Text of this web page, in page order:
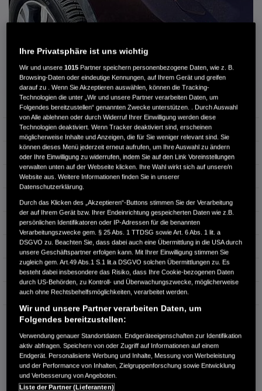
3 / 12
Außenfarbe Braun (golden brown met)
Kilometerstand 155.000 km
Kraftstoffart Diesel
Getriebe Schaltgetriebe
Türen 5
Leistung 110 kW / 150 PS
Hubraum 2.199 cm³
Erstzulassung 12.2013
Bauart SUV
AUTO HARKE GMBH
21035 Hamburg
RUFEN SIE UNS AN:
+49 40 735 935 0
Ihre Privatsphäre ist uns wichtig
Wir und unsere1015 Partner speichern personenbezogene Daten, wie z. B.
Browsing-Daten oder eindeutige Kennungen, auf Ihrem Gerät und greifen
darauf zu . Wenn Sie Akzeptieren auswählen, können die Tracking-
Technologien die unter „Wir und unsere Partner verarbeiten Daten, um
Folgendes bereitzustellen“ genannten Zwecke unterstützen. . Durch Auswahl
von Alle ablehnen oder durch Widerruf Ihrer Einwilligung werden diese
Technologien deaktiviert. Wenn Tracker deaktiviert sind, erscheinen
möglicherweise Inhalte und Anzeigen, die für Sie weniger relevant sind. Sie
können dieses Menü jederzeit erneut aufrufen, um Ihre Auswahl zu ändern
oder Ihre Einwilligung zu widerrufen, indem Sie auf den Link Voreinstellungen
verwalten unten auf der Webseite klicken. Ihre Wahl wirkt sich auf unsere/n
Website aus. Weitere Informationen finden Sie in unserer
Datenschutzerklärung.
Durch das Klicken des „Akzeptieren“-Buttons stimmen Sie der Verarbeitung
der auf Ihrem Gerät bzw. Ihrer Endeinrichtung gespeicherten Daten wie z.B.
persönlichen Identifikatoren oder IP-Adressen für die benannten
Verarbeitungszwecke gem. § 25 Abs. 1 TTDSG sowie Art. 6 Abs. 1 lit. a
DSGVO zu. Beachten Sie, dass dabei auch eine Übermittlung in die USA durch
unsere Geschäftspartner erfolgen kann. Mit Ihrer Einwilligung stimmen Sie
zugleich gem. Art.49 Abs.1 S.1 lit.a DSGVO solchen Übermittlungen zu. Es
besteht dabei insbesondere das Risiko, dass Ihre Cookie-bezogenen Daten
durch US-Behörden, zu Kontroll- und Überwachungszwecke, möglicherweise
auch ohne Rechtsbehelfsmöglichkeiten, verarbeitet werden.
Wir und unsere Partner verarbeiten Daten, um
Folgendes bereitzustellen:
Verwendung genauer Standortdaten. Endgeräteeigenschaften zur Identifikation
aktiv abfragen. Speichern von oder Zugriff auf Informationen auf einem
Endgerät. Personalisierte Werbung und Inhalte, Messung von Werbeleistung
und der Performance von Inhalten, Zielgruppenforschung sowie Entwicklung
und Verbesserung von Angeboten.
Liste der Partner (Lieferanten)